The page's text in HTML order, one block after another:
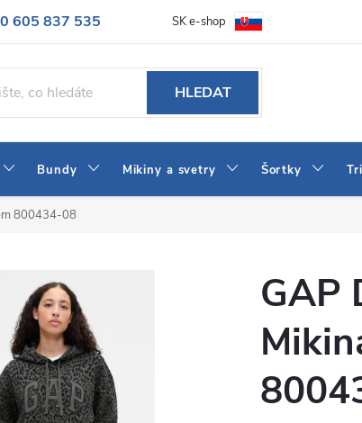
605 837 535
shop.cz
Naše prodejna Blog Kontakt
SK e-shop
HLEDAT
Bundy Mikiny a svetry Šortky
800434-08
GAP